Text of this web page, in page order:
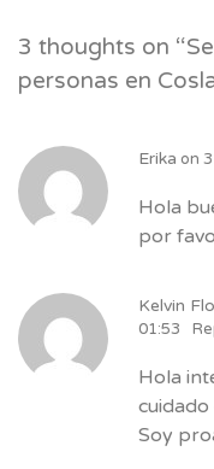
3 thoughts on “
personas en
Erika on
Hola
por
Kelvin
01:53
Hola
Soy